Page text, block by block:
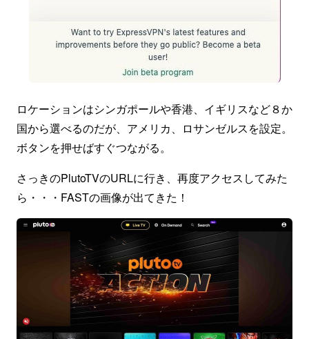
ロケーションはシンガポールや香港、イギリスなど８か
国から選べるのだが、アメリカ、ロサンゼルスを設定。
ボタンを押せばすぐつながる。
さっきのPlutoTVのURLに行き、再度アクセスしてみた
ら・・・FASTの画像が出てきた！